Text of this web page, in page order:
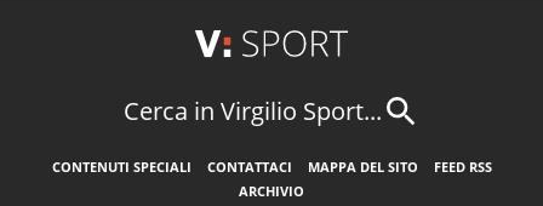
Cerca in Virgilio Sport...
CONTENUTI SPECIALI CONTATTACI MAPPA DEL SITO
FEED RSS
ARCHIVIO